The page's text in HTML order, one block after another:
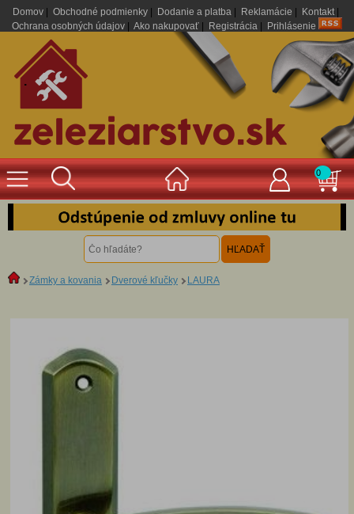
Domov Obchodné podmienky Dodanie a platba Reklamácie Kontakt|
Ochrana osobných údajov
Ako nakupovať Registrácia Prihlásenie
.
0
Zámky a kovania Dverové kľučky LAURA